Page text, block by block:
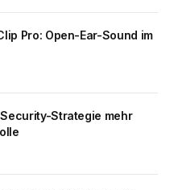
Pro: Open-Ear-Sound im
Strategie mehr